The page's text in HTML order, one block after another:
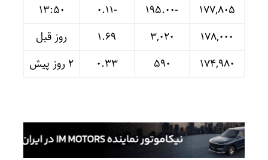
۱۷۷,۸۰۵
-۱۹۵.۰۰ -۰.۱۱
13:50
۱۷۸,۰۰۰
۳,۰۲۰ ۱.۶۹
روز قبل
۱۷۴,۹۸۰
۵۹۰ ۰.۳۳ ۲ روز پیش